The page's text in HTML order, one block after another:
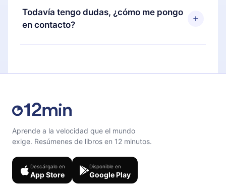
También puedes leer o escuchar tus títulos
favoritos sin conexión y desafiarte con un
puedes cancelar en cualquier momento y el
próximo ciclo de facturación no ocurrirá.
Todavía tengo dudas, ¿cómo me pongo
en contacto?
Siéntete libre de contactarnos en
Aprende a la velocidad que el mundo
exige. Resúmenes de libros en 12 minutos.
Descárgalo en
App Store
Disponible en
Google Play